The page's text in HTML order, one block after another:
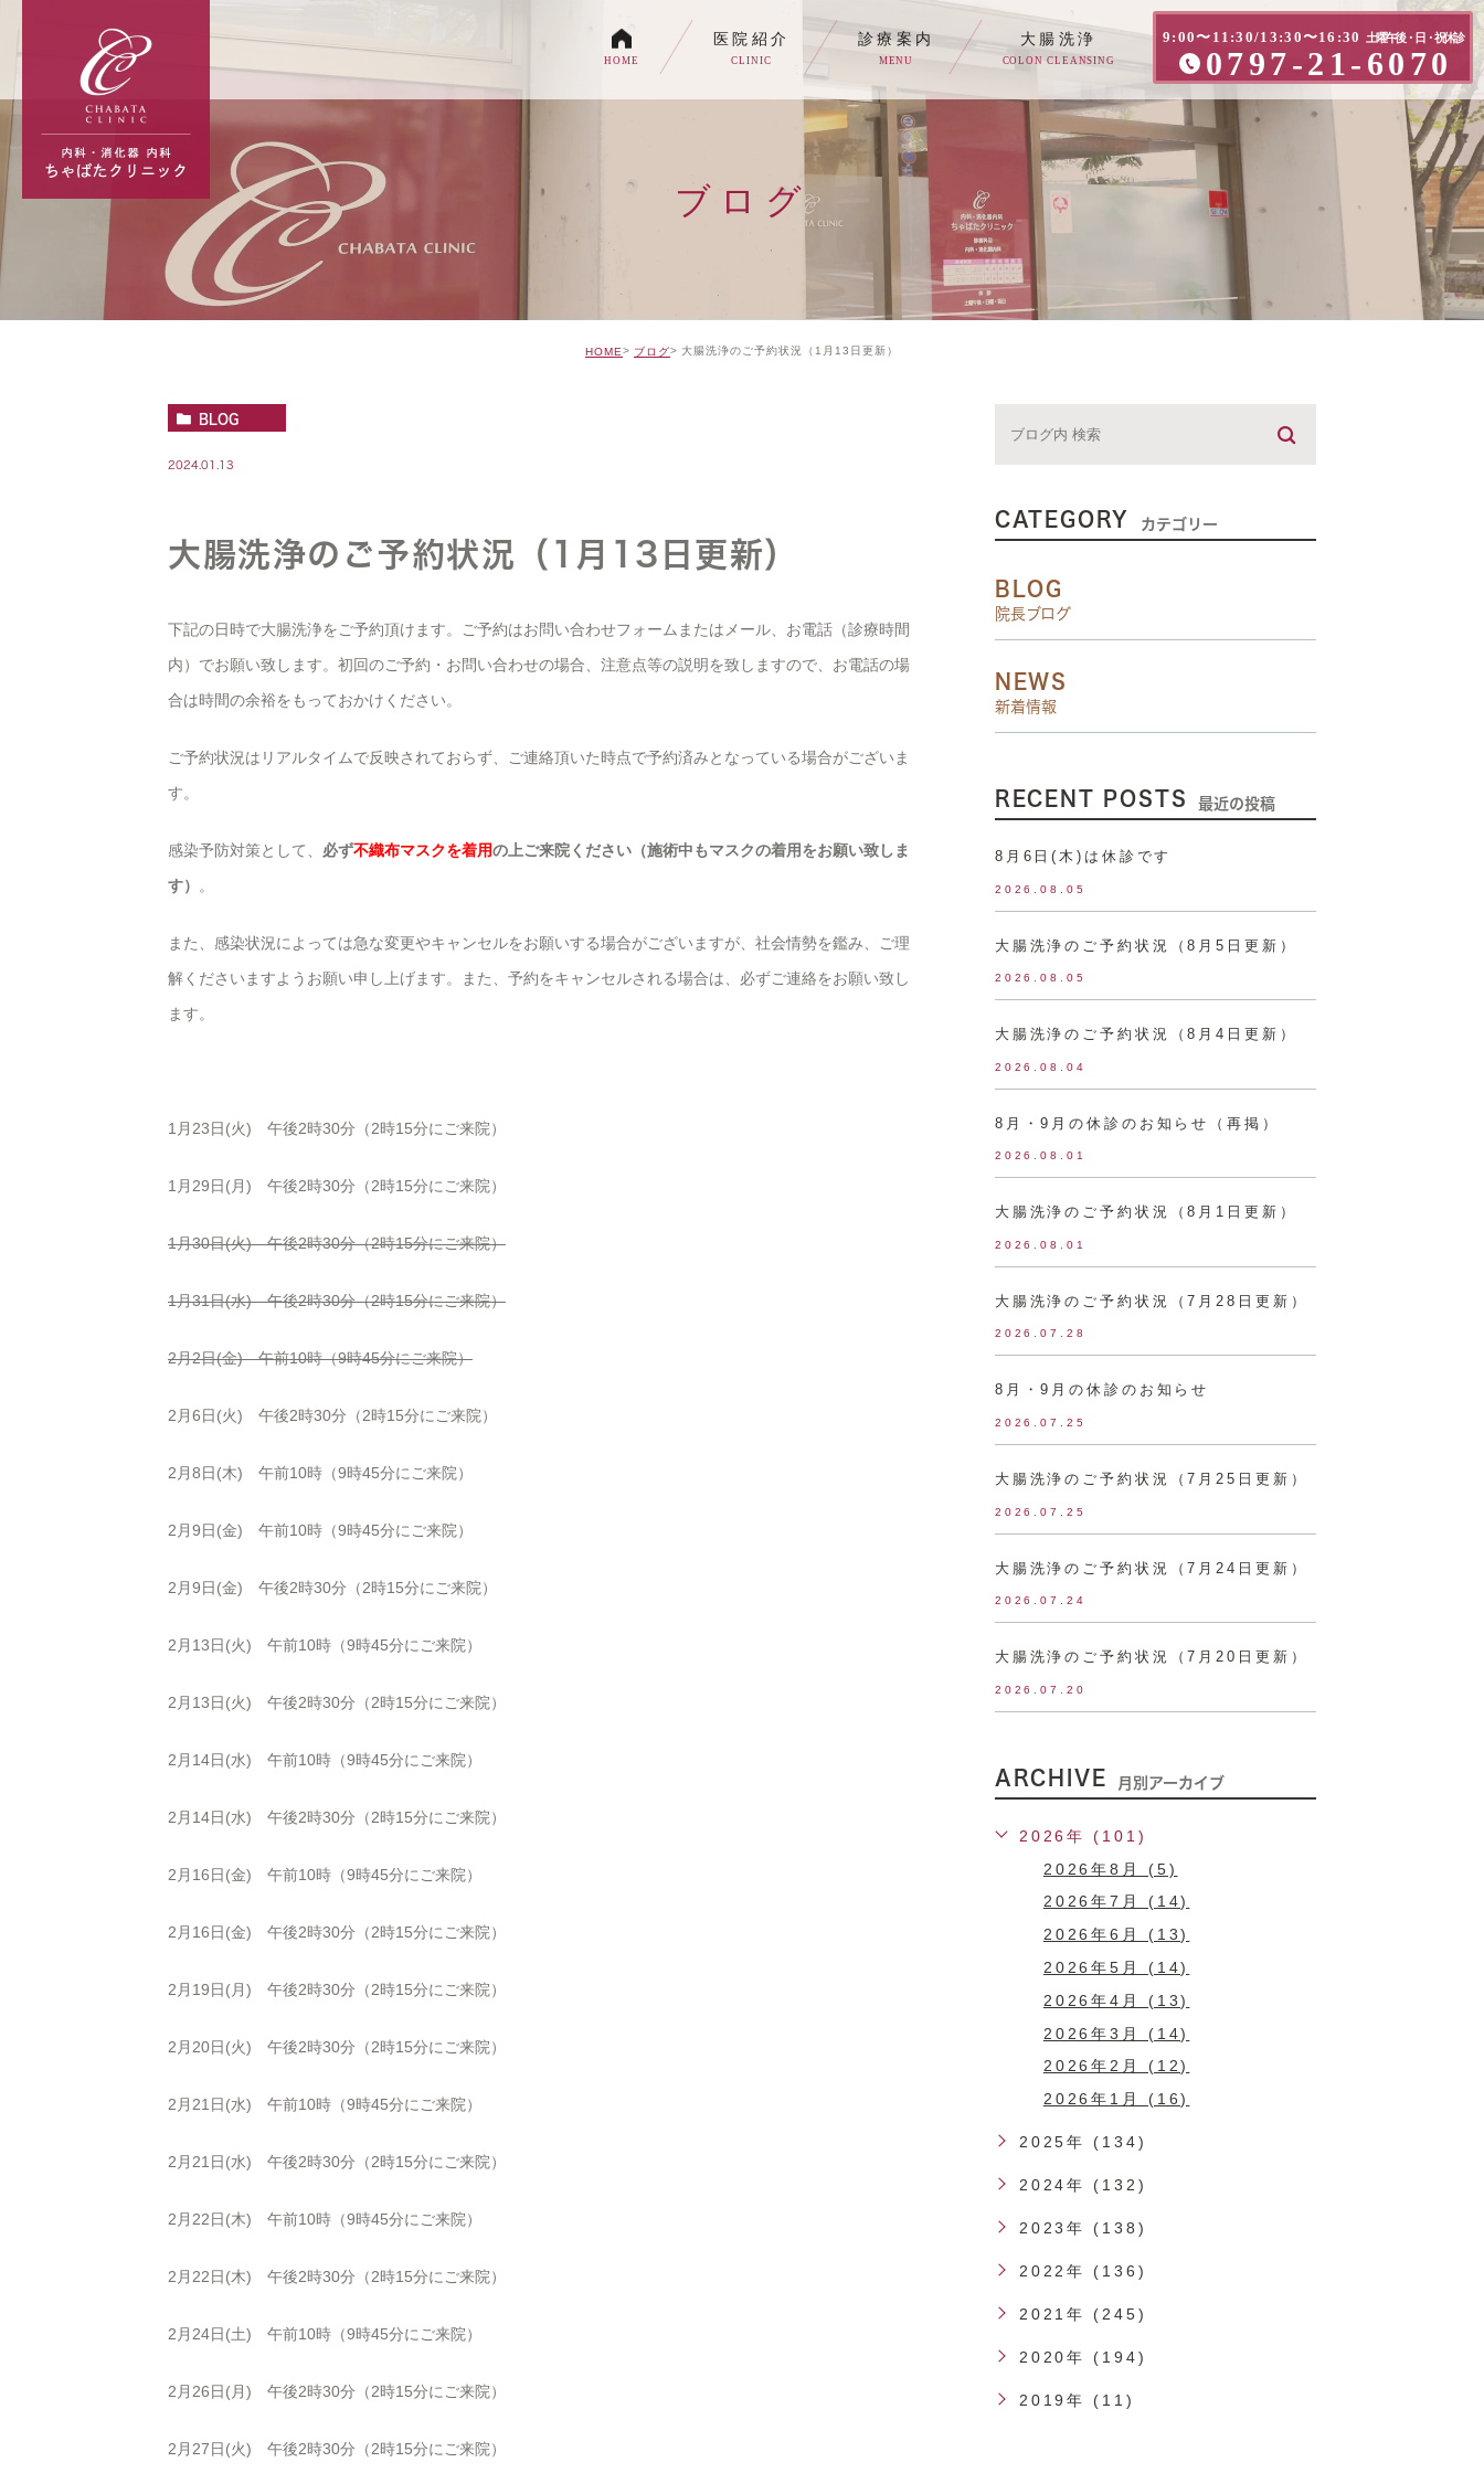
9:00〜11:30/13:30〜16:30 土曜午後・日・祝休診
0797-21-6070
HOME
医院紹介
CLINIC
診療案内
MENU
各種内視鏡検査について
生活習慣病
消化器内科・内科
トイレの症状でお悩みの方へ
大腸洗浄
COLON CLEANSING
ブログ
HOME ブログ 大腸洗浄のご予約状況（1月13日更新）
BLOG
2024.01.13
大腸洗浄のご予約状況（1月13日更新）
下記の日時で大腸洗浄をご予約頂けます。ご予約はお問い合わせフォームまたはメール、お電話（診療時間
内）でお願い致します。初回のご予約・お問い合わせの場合、注意点等の説明を致しますので、お電話の場
合は時間の余裕をもっておかけください。
ご予約状況はリアルタイムで反映されておらず、ご連絡頂いた時点で予約済みとなっている場合がございま
す。
感染予防対策として、 必ず不織布マスクを着用の上ご来院ください（施術中もマスクの着用をお願い致しま
す）
。
また、感染状況によっては急な変更やキャンセルをお願いする場合がございますが、社会情勢を鑑み、ご理
解くださいますようお願い申し上げます。また、予約をキャンセルされる場合は、必ずご連絡をお願い致し
ます。
1月23日(火) 午後2時30分（2時15分にご来院）
1月29日(月) 午後2時30分（2時15分にご来院）
1月30日(火) 午後2時30分（2時15分にご来院）
1月31日(水) 午後2時30分（2時15分にご来院）
2月2日(金) 午前10時（9時45分にご来院）
2月6日(火) 午後2時30分（2時15分にご来院）
2月8日(木) 午前10時（9時45分にご来院）
2月9日(金) 午前10時（9時45分にご来院）
2月9日(金) 午後2時30分（2時15分にご来院）
2月13日(火) 午前10時（9時45分にご来院）
2月13日(火) 午後2時30分（2時15分にご来院）
2月14日(水) 午前10時（9時45分にご来院）
2月14日(水) 午後2時30分（2時15分にご来院）
2月16日(金) 午前10時（9時45分にご来院）
2月16日(金) 午後2時30分（2時15分にご来院）
2月19日(月) 午後2時30分（2時15分にご来院）
2月20日(火) 午後2時30分（2時15分にご来院）
2月21日(水) 午前10時（9時45分にご来院）
2月21日(水) 午後2時30分（2時15分にご来院）
2月22日(木) 午前10時（9時45分にご来院）
2月22日(木) 午後2時30分（2時15分にご来院）
2月24日(土) 午前10時（9時45分にご来院）
2月26日(月) 午後2時30分（2時15分にご来院）
2月27日(火) 午後2時30分（2時15分にご来院）
CATEGORY カテゴリー
BLOG
院長ブログ
NEWS
新着情報
RECENT POSTS 最近の投稿
8月6日(木)は休診です
2026.08.05
大腸洗浄のご予約状況（8月5日更新）
2026.08.05
大腸洗浄のご予約状況（8月4日更新）
2026.08.04
8月・9月の休診のお知らせ（再掲）
2026.08.01
大腸洗浄のご予約状況（8月1日更新）
2026.08.01
大腸洗浄のご予約状況（7月28日更新）
2026.07.28
8月・9月の休診のお知らせ
2026.07.25
大腸洗浄のご予約状況（7月25日更新）
2026.07.25
大腸洗浄のご予約状況（7月24日更新）
2026.07.24
大腸洗浄のご予約状況（7月20日更新）
2026.07.20
ARCHIVE 月別アーカイブ
2026年 (101)
2026年8月 (5)
2026年7月 (14)
2026年6月 (13)
2026年5月 (14)
2026年4月 (13)
2026年3月 (14)
2026年2月 (12)
2026年1月 (16)
2025年 (134)
2024年 (132)
2023年 (138)
2022年 (136)
2021年 (245)
2020年 (194)
2019年 (11)